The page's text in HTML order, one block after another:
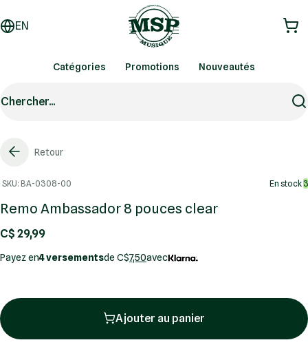
EN
Catégories Promotions Nouveautés
Chercher...
Retour
SKU: BA-0308-00 En stock 3
Remo Ambassador 8 pouces clear
C$ 29,99
Payez en4 versementsde C$7,50avec
Ajouter au panier